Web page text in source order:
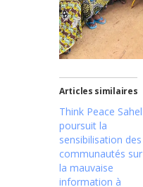
Articles similaires
Think Peace Sahel
poursuit la
sensibilisation des
communautés sur
la mauvaise
information à